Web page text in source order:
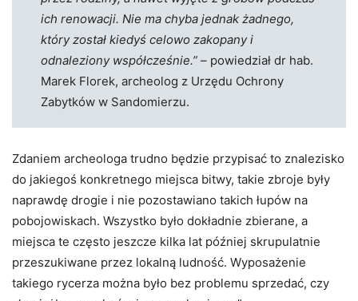
ich renowacji. Nie ma chyba jednak żadnego,
który został kiedyś celowo zakopany i
odnaleziony współcześnie.”– powiedział dr hab.
Marek Florek, archeolog z Urzędu Ochrony
Zabytków w Sandomierzu.
Zdaniem archeologa trudno będzie przypisać to znalezisko
do jakiegoś konkretnego miejsca bitwy, takie zbroje były
naprawdę drogie i nie pozostawiano takich łupów na
pobojowiskach. Wszystko było dokładnie zbierane, a
miejsca te często jeszcze kilka lat później skrupulatnie
przeszukiwane przez lokalną ludność. Wyposażenie
takiego rycerza można było bez problemu sprzedać, czy